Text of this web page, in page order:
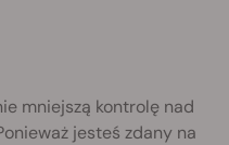
mniejszą kontrolę nad
jesteś zdany na